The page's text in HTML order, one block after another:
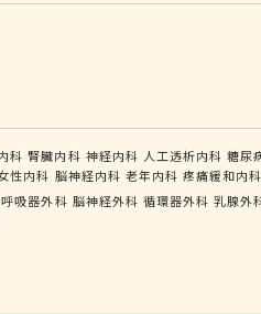
科 腎臓内科 神経内科 人工透析内科 糖尿
性内科 脳神経内科 老年内科 疼痛緩和内科
呼吸器外科 脳神経外科 循環器外科 乳腺外